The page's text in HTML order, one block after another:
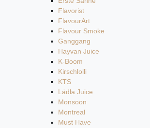
Flavorist
FlavourArt
Flavour Smoke
Ganggang
Hayvan Juice
K-Boom
Kirschlolli
KTS
Lädla Juice
Monsoon
Montreal
Must Have